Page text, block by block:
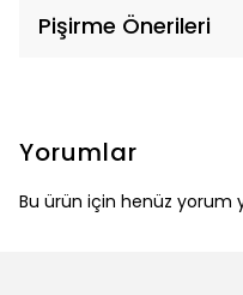
Pişirme Önerileri
Yorumlar
Bu ürün için henüz yorum